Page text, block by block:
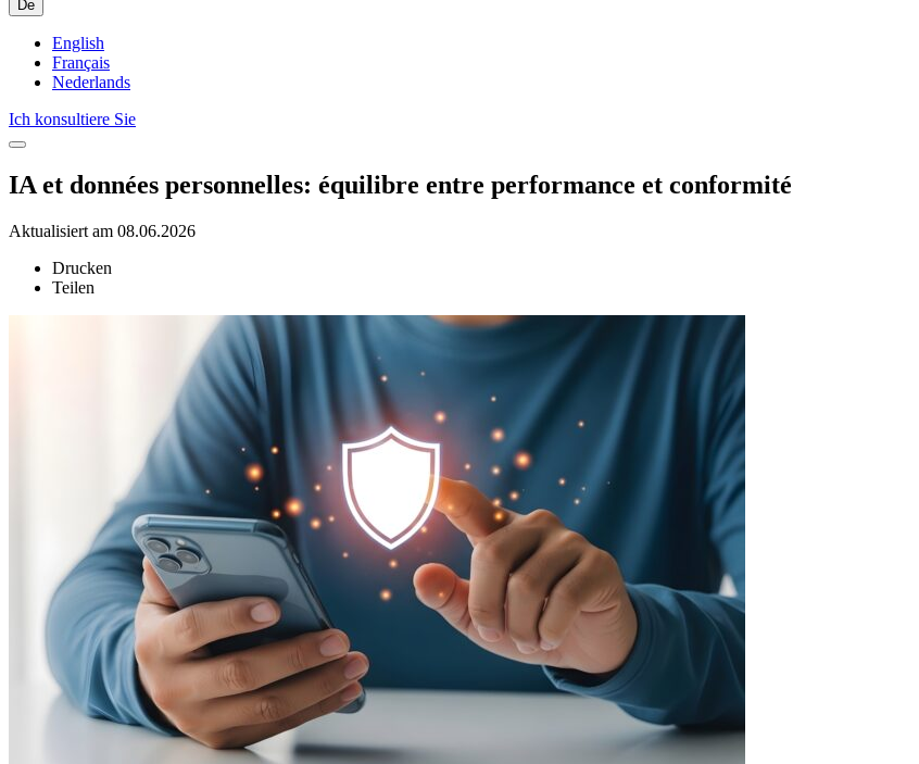
De
English
Français
Nederlands
Ich konsultiere Sie
IA et données personnelles: équilibre entre performance et conformité
Aktualisiert am 08.06.2026
Drucken
Teilen